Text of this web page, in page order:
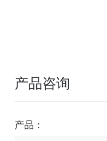
产品咨询
产品：